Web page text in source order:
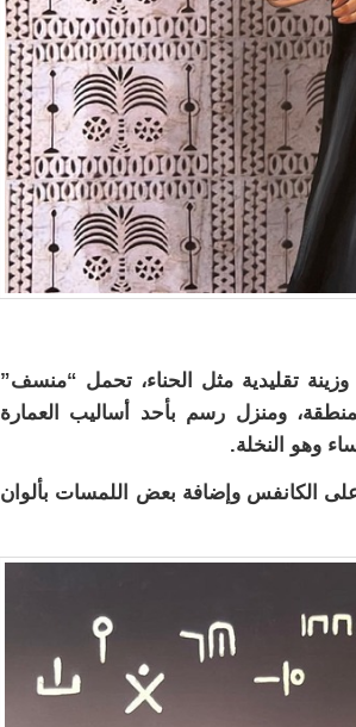
تقليدية مثل الحناء، تحمل “منسف”
ومنزل رسم بأحد أساليب العمارة
وهو النخلة.
الكانفس وإضافة بعض اللمسات بألوان